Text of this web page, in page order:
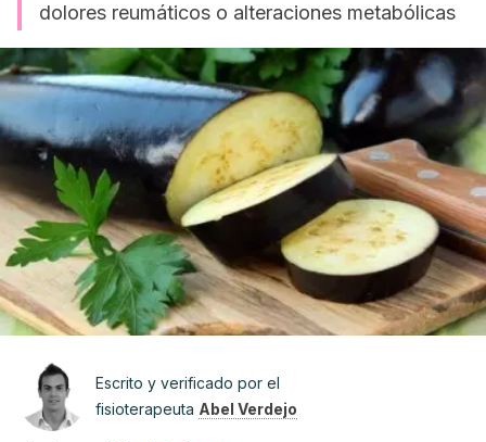
dolores reumáticos o alteraciones metabólicas
Escrito y verificado por el
fisioterapeuta Abel Verdejo